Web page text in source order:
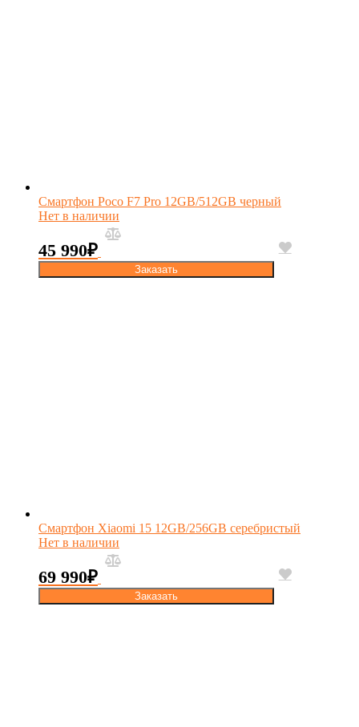
Смартфон Poco F7 Pro 12GB/512GB черный
Нет в наличии
45 990₽
Заказать
Смартфон Xiaomi 15 12GB/256GB серебристый
Нет в наличии
69 990₽
Заказать